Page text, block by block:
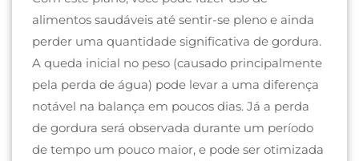
alimentos saudáveis até sentir-se pleno e ainda
perder uma quantidade significativa de gordura.
A queda inicial no peso (causado principalmente
pela perda de água) pode levar a uma diferença
notável na balança em poucos dias. Já a perda
de gordura será observada durante um período
de tempo um pouco maior, e pode ser otimizada